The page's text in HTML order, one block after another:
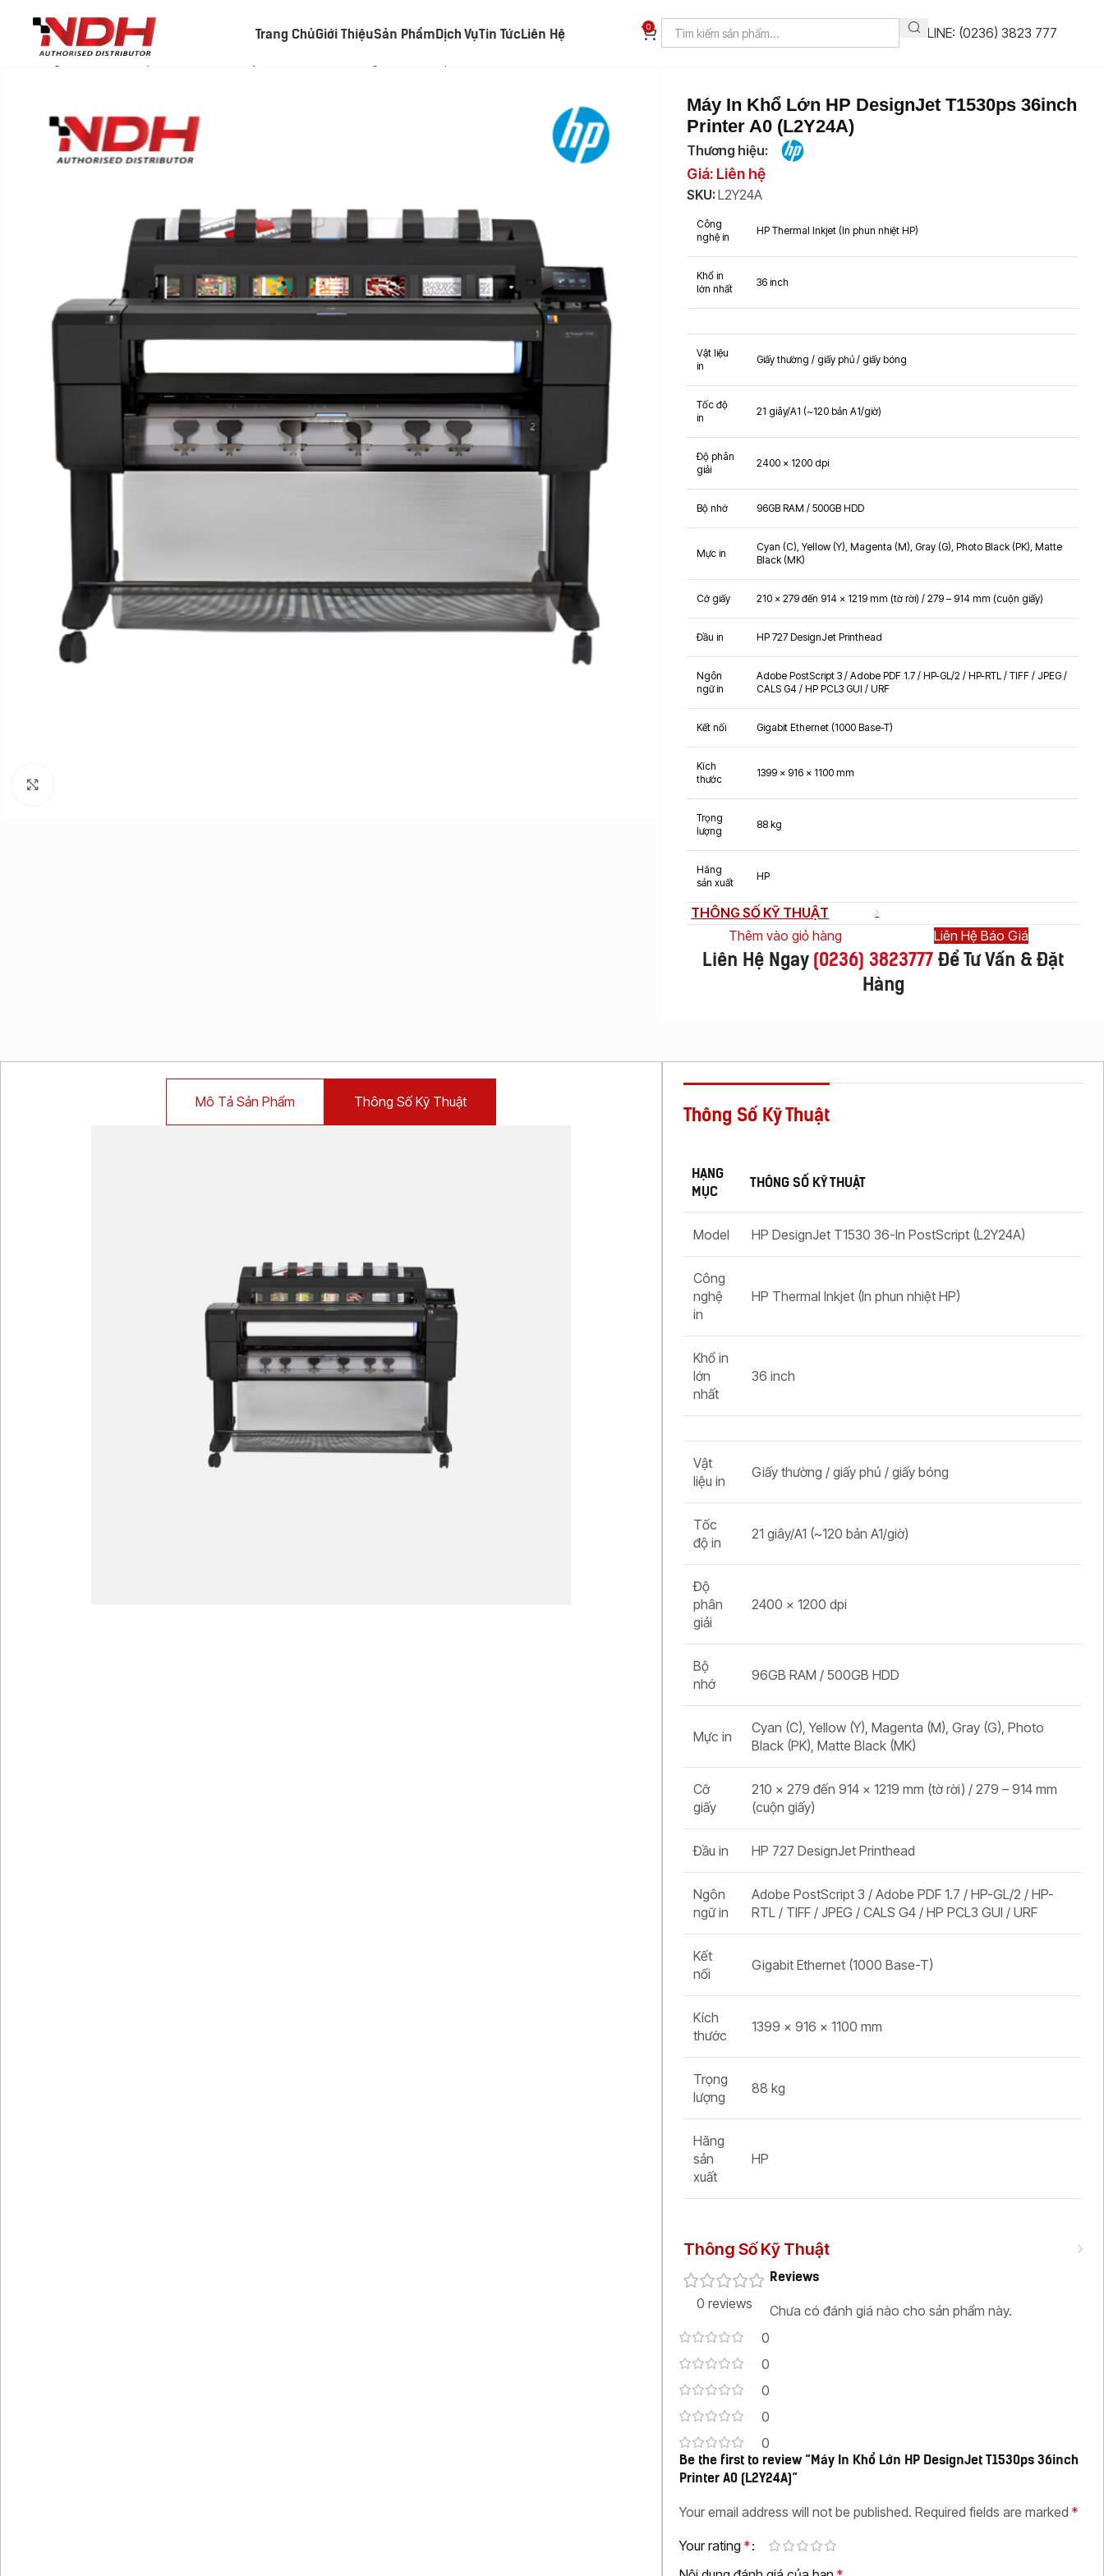
Trang ChủGiới ThiệuSản Phẩm
Máy
Photocopy
Màu
THƯƠNG HIỆU
Epson
Dịch VụTin TứcLiên Hệ 0
HOTLINE: (0236) 3823 777
Trang chủ»Danh Mục Sản Phẩm
Máy In Khổ Lớn HP DesignJet T1530ps 36inch
Printer A0 (L2Y24A)
Thương hiệu:
Giá: Liên hệ
SKU:L2Y24A
Công
nghệ in
HP Thermal Inkjet (In phun nhiệt HP)
Khổ in
lớn nhất
36 inch
Vật liệu
in
Giấy thường / giấy phủ / giấy bóng
Tốc độ
in
21 giây/A1 (~120 bản A1/giờ)
Độ phân
giải
2400 x 1200 dpi
Bộ nhớ 96GB RAM / 500GB HDD
Mực in
Cyan (C), Yellow (Y), Magenta (M), Gray (G), Photo Black (PK), Matte
Black (MK)
Cỡ giấy 210 x 279 đến 914 x 1219 mm (tờ rời) / 279 – 914 mm (cuộn giấy)
Đầu in HP 727 DesignJet Printhead
Ngôn
ngữ in
Adobe PostScript 3 / Adobe PDF 1.7 / HP-GL/2 / HP-RTL / TIFF / JPEG /
CALS G4 / HP PCL3 GUI / URF
Kết nối Gigabit Ethernet (1000 Base-T)
Kích
thước
1399 x 916 x 1100 mm
Trọng
lượng
88 kg
Hãng
sản xuất
HP
THÔNG SỐ KỸ THUẬT
Thêm vào giỏ hàng
Liên Hệ Báo Giá
Liên Hệ Ngay (0236) 3823777 Để Tư Vấn & Đặt
Hàng
Mô Tả Sản Phẩm Thông Số Kỹ Thuật Thông Số Kỹ Thuật
HẠNG
MỤC
THÔNG SỐ KỸ THUẬT
Model HP DesignJet T1530 36-In PostScript (L2Y24A)
Công
nghệ
in
HP Thermal Inkjet (In phun nhiệt HP)
Khổ in
lớn
nhất
36 inch
Vật
liệu in
Giấy thường / giấy phủ / giấy bóng
Tốc
độ in
21 giây/A1 (~120 bản A1/giờ)
Độ
phân
giải
2400 x 1200 dpi
Bộ
nhớ
96GB RAM / 500GB HDD
Mực in
Cyan (C), Yellow (Y), Magenta (M), Gray (G), Photo
Black (PK), Matte Black (MK)
Cỡ
giấy
210 x 279 đến 914 x 1219 mm (tờ rời) / 279 – 914 mm
(cuộn giấy)
Đầu in HP 727 DesignJet Printhead
Ngôn
ngữ in
Adobe PostScript 3 / Adobe PDF 1.7 / HP-GL/2 / HP-
RTL / TIFF / JPEG / CALS G4 / HP PCL3 GUI / URF
Kết
nối
Gigabit Ethernet (1000 Base-T)
Kích
thước
1399 x 916 x 1100 mm
Trọng
lượng
88 kg
Hãng
sản
xuất
HP
Thông Số Kỹ Thuật
0 reviews
0
0
0
0
0
Reviews
Chưa có đánh giá nào cho sản phẩm này.
Be the first to review “Máy In Khổ Lớn HP DesignJet T1530ps 36inch
Printer A0 (L2Y24A)”
Your email address will not be published. Required fields are marked*
Your rating*